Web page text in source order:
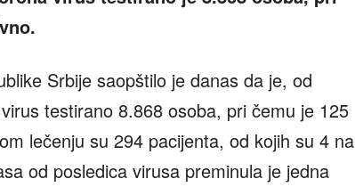
Srbije saopštilo je danas da je, od
testirano 8.868 osoba, pri čemu je 125
lečenju su 294 pacijenta, od kojih su 4 na
od posledica virusa preminula je jedna